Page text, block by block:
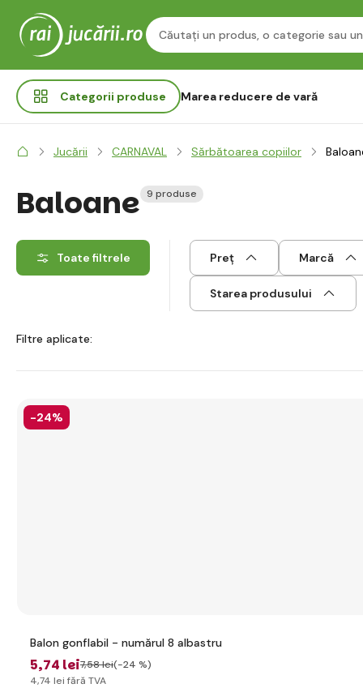
Categorii produse Marea reducere de vară
Jucării CARNAVAL Sărbătoarea copiilor
Baloane 9 produse
Toate filtrele Preț Marcă
Starea produsului
Filtre aplicate:
-24%
Balon gonflabil - numărul 8 albastru
5,74 lei7,58 lei(-24 %)
4,74 lei fără TVA